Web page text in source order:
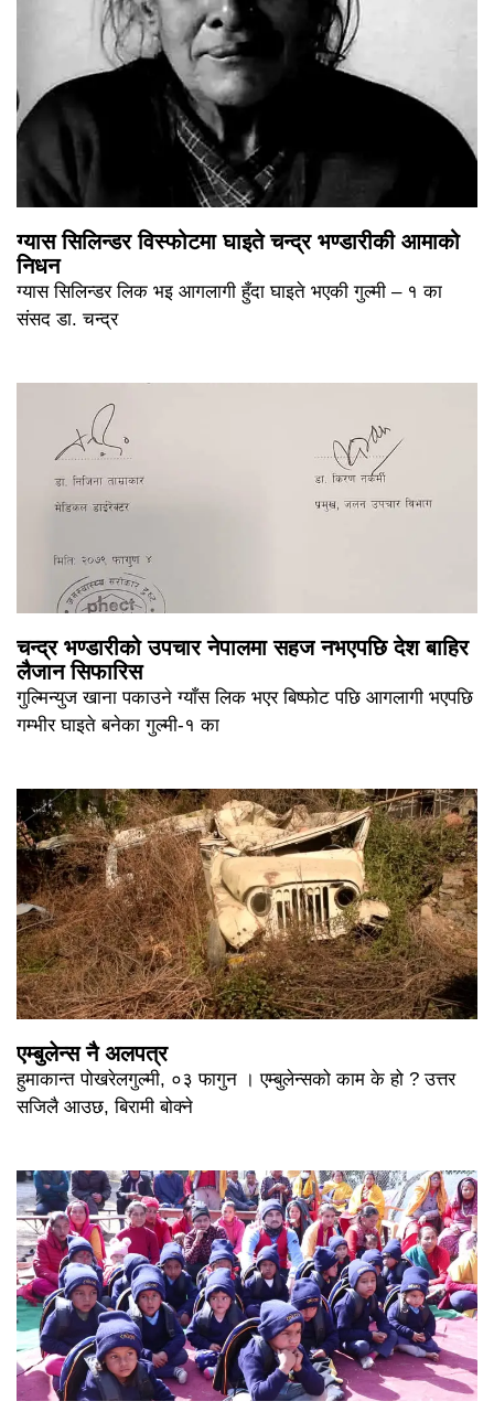
ग्यास सिलिन्डर विस्फोटमा घाइते चन्द्र भण्डारीकी आमाको
निधन
ग्यास सिलिन्डर लिक भइ आगलागी हुँदा घाइते भएकी गुल्मी – १ का
संसद डा. चन्द्र
चन्द्र भण्डारीको उपचार नेपालमा सहज नभएपछि देश बाहिर
लैजान सिफारिस
गुल्मिन्युज खाना पकाउने ग्याँस लिक भएर बिष्फोट पछि आगलागी भएपछि
गम्भीर घाइते बनेका गुल्मी-१ का
एम्बुलेन्स नै अलपत्र
हुमाकान्त पोखरेलगुल्मी, ०३ फागुन । एम्बुलेन्सको काम के हो ? उत्तर
सजिलै आउछ, बिरामी बोक्ने